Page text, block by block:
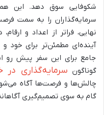
شکوفایی سوق دهد. این
سرمایه‌گذاران را به سمت
نهایی، فراتر از اعداد و
آینده‌ای مطمئن‌تر برای خود
جامع برای این سفر پیش
گوناگون سرمایه‌گذاری در
چالش‌ها و فرصت‌ها آگاه
گام به سوی تصمیم‌گیری